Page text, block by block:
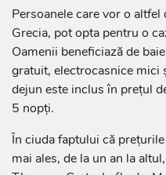
Persoanele care vor o
Grecia, pot opta pentru o
Oamenii beneficiază de
gratuit, electrocasnice mici
dejun este inclus în prețul
5 nopți.
În ciuda faptului că
mai ales, de la un an la